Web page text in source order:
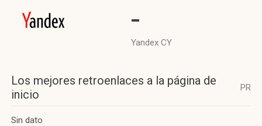
-
Yandex CY
Los mejores retroenlaces a la página de
inicio
PR
Sin dato